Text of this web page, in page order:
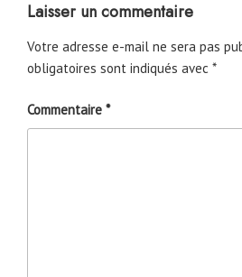
Laisser un commentaire
Votre adresse e-mail ne sera pas
obligatoires sont indiqués avec *
Commentaire *